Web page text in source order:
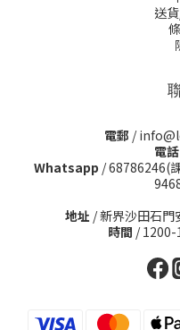
送
電郵 /
電話
Whatsapp /68786246(
地址 / 新界沙田石門
時間 / 1200-